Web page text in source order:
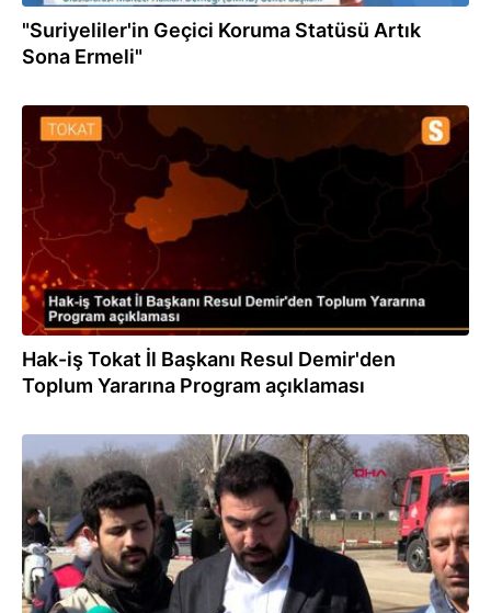
"Suriyeliler'in Geçici Koruma Statüsü Artık
Sona Ermeli"
14.06.2020
Hak-iş Tokat İl Başkanı Resul Demir'den
Toplum Yararına Program açıklaması
01.03.2020